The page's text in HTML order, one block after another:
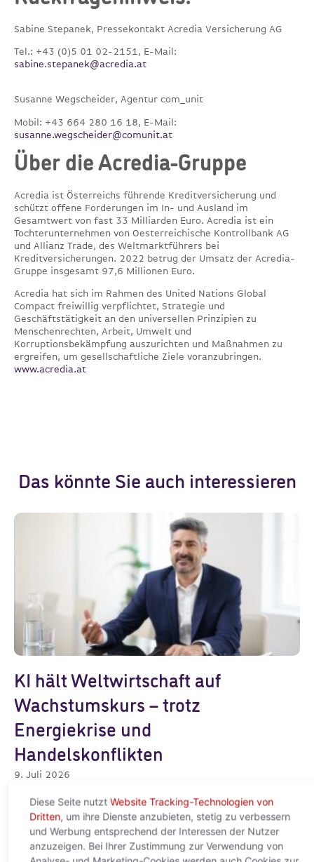
Sabine Stepanek, Pressekontakt Acredia Versicherung AG
Tel.: +43 (0)5 01 02-2151, E-Mail:
sabine.stepanek@acredia.at
Susanne Wegscheider, Agentur com_unit
Mobil: +43 664 280 16 18, E-Mail:
susanne.wegscheider@comunit.at
Über die Acredia-Gruppe
Acredia ist Österreichs führende Kreditversicherung und
schützt offene Forderungen im In- und Ausland im
Gesamtwert von fast 33 Milliarden Euro. Acredia ist ein
Tochterunternehmen von Oesterreichische Kontrollbank AG
und Allianz Trade, des Weltmarktführers bei
Kreditversicherungen. 2022 betrug der Umsatz der Acredia-
Gruppe insgesamt 97,6 Millionen Euro.
Acredia hat sich im Rahmen des United Nations Global
Compact freiwillig verpflichtet, Strategie und
Geschäftstätigkeit an den universellen Prinzipien zu
Menschenrechten, Arbeit, Umwelt und
Korruptionsbekämpfung auszurichten und Maßnahmen zu
ergreifen, um gesellschaftliche Ziele voranzubringen.
www.acredia.at
Das könnte Sie auch interessieren
KI hält Weltwirtschaft auf
Wachstumskurs – trotz
Energiekrise und
Handelskonflikten
9. Juli 2026
Halbzeitausblick 2026/27: Künstliche Intelligenz
kompensiert geopolitische Belastungen – Unternehmen
bleiben dennoch unter Druck Wien, 9. Juli 2026 – Trotz
geopolitischer Spannungen, höherer Energiepreise und
Weiterlesen »
Diese Seite nutzt Website Tracking-Technologien von
Dritten, um ihre Dienste anzubieten, stetig zu verbessern
und Werbung entsprechend der Interessen der Nutzer
anzuzeigen. Bei Ihrer Zustimmung zur Verwendung von